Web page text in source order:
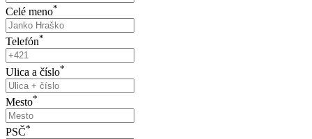
Celé meno*
Telefón*
Ulica a číslo*
Mesto*
PSČ*